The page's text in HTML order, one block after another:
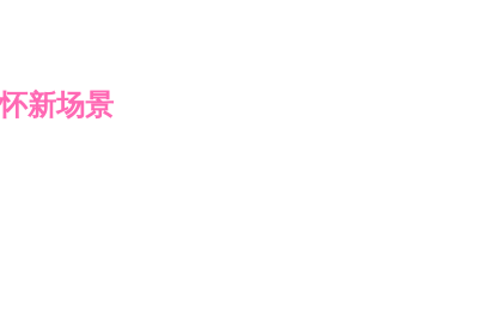
新场景